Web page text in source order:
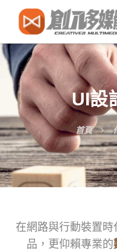
UI設
首頁
在網路與行動裝置
品，更仰賴專業的